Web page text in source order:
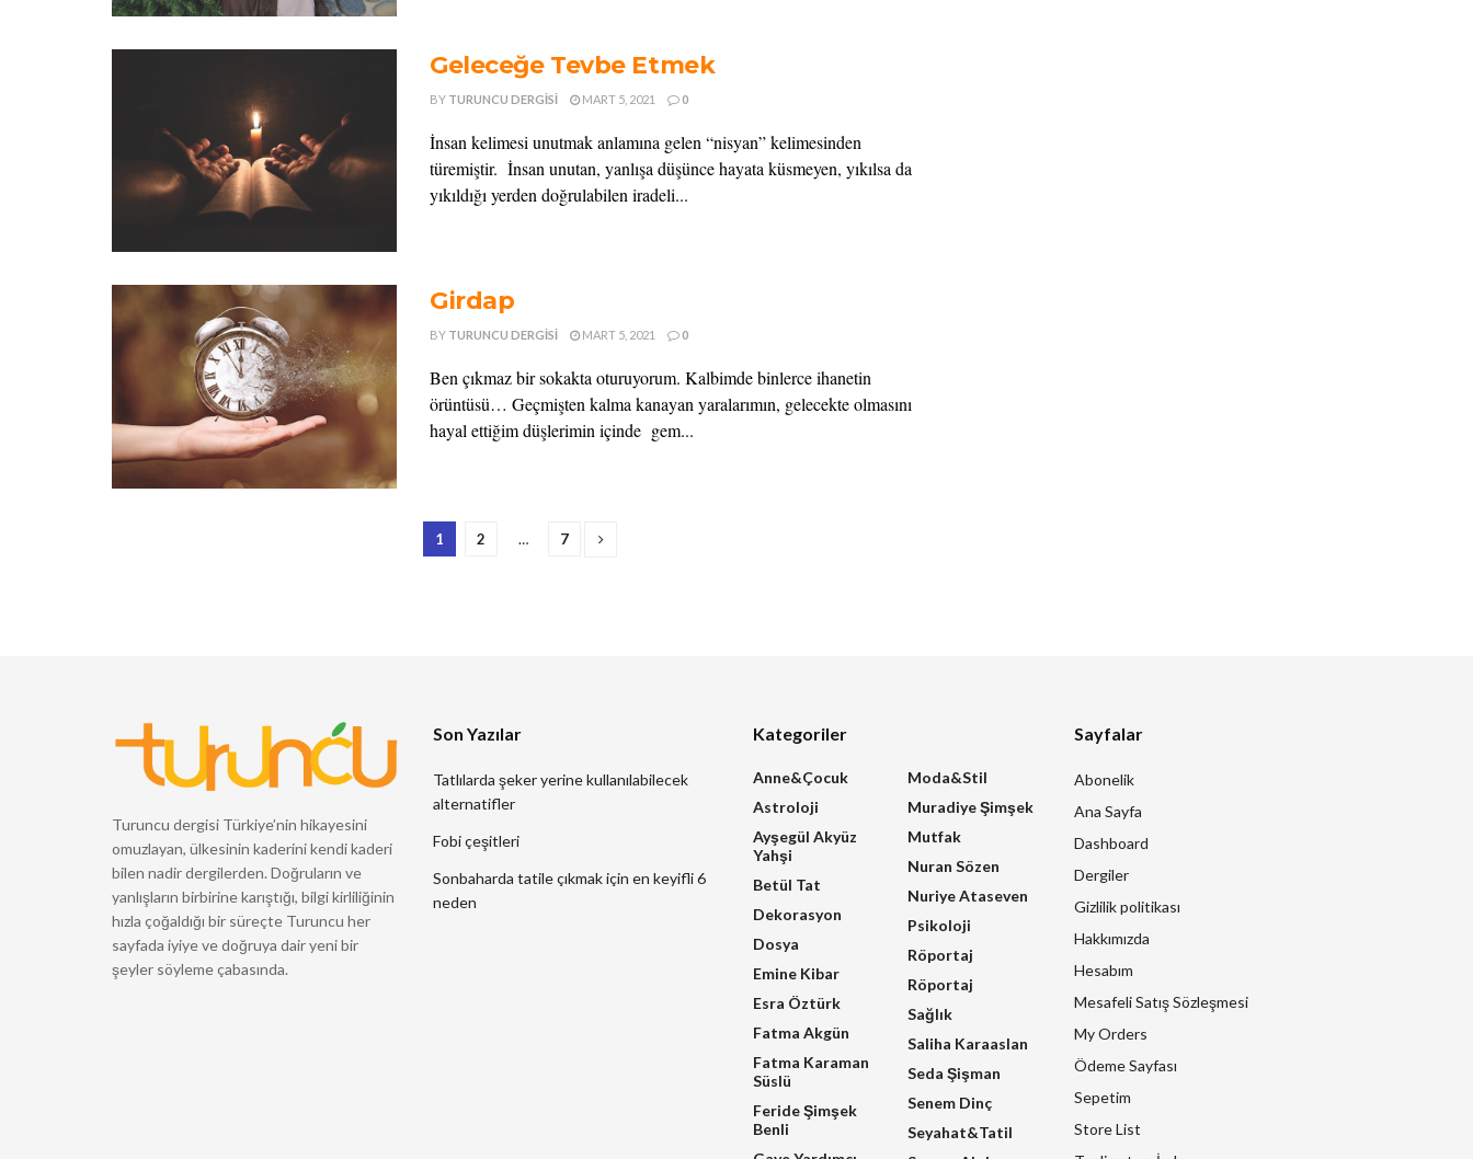
Geleceğe Tevbe Etmek
BY TURUNCU DERGISI MART 5, 2021 0
İnsan kelimesi unutmak anlamına gelen “nisyan” kelimesinden
türemiştir. İnsan unutan, yanlışa düşünce hayata küsmeyen, yıkılsa da
yıkıldığı yerden doğrulabilen iradeli...
Girdap
BY TURUNCU DERGISI MART 5, 2021 0
Ben çıkmaz bir sokakta oturuyorum. Kalbimde binlerce ihanetin
örüntüsü… Geçmişten kalma kanayan yaralarımın, gelecekte olmasını
hayal ettiğim düşlerimin içinde gem...
1 2 … 7
Turuncu dergisi Türkiye’nin hikayesini
omuzlayan, ülkesinin kaderini kendi kaderi
bilen nadir dergilerden. Doğruların ve
yanlışların birbirine karıştığı, bilgi kirliliğinin
hızla çoğaldığı bir süreçte Turuncu her
sayfada iyiye ve doğruya dair yeni bir
şeyler söyleme çabasında.
Son Yazılar
Tatlılarda şeker yerine kullanılabilecek
alternatifler
Fobi çeşitleri
Sonbaharda tatile çıkmak için en keyifli 6
neden
Kategoriler
Anne&Çocuk
Astroloji
Ayşegül Akyüz
Yahşi
Betül Tat
Dekorasyon
Dosya
Emine Kibar
Esra Öztürk
Fatma Akgün
Fatma Karaman
Süslü
Feride Şimşek
Benli
Moda&Stil
Muradiye Şimşek
Mutfak
Nuran Sözen
Nuriye Ataseven
Psikoloji
Röportaj
Röportaj
Sağlık
Saliha Karaaslan
Seda Şişman
Senem Dinç
Seyahat&Tatil
Sayfalar
Abonelik
Ana Sayfa
Dashboard
Dergiler
Gizlilik politikası
Hakkımızda
Hesabım
Mesafeli Satış Sözleşmesi
My Orders
Ödeme Sayfası
Sepetim
Store List